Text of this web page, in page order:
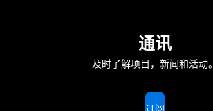
通讯
及时了解项目，新闻和活动。